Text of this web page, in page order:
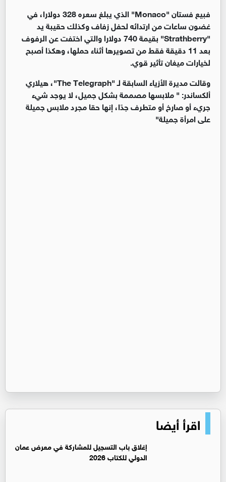
فبيع فستان "Monaco" الذي يبلغ سعره 328 دولارا، في
غضون ساعات من ارتدائه لحفل زفاف وكذلك حقيبة يد
"Strathberry" بقيمة 740 دولارا والتي اختفت عن الرفوف
بعد 11 دقيقة فقط من تصويرها أثناء حملها، وهكذا أصبح
لخيارات ميغان تأثير قوي.
وقالت مديرة الأزياء السابقة لـ "The Telegraph"، هيلاري
ألكساندر: " ملابسها مصممة بشكل جميل، لا يوجد شيء
جريء أو صارخ أو متطرف جدًا، إنها حقا مجرد ملابس جميلة
على امرأة جميلة"
اقرأ أيضا
إغلاق باب التسجيل للمشاركة في معرض عمان
الدولي للكتاب 2026